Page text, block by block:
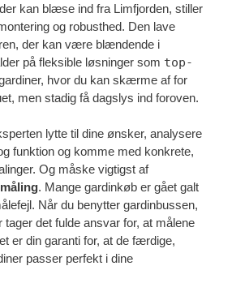
kan blæse ind fra Limfjorden, stiller
og robusthed. Den lave
der kan være blændende i
på fleksible løsninger som top-
hvor du kan skærme af for
men stadig få dagslys ind foroven.
lytte til dine ønsker, analysere
funktion og komme med konkrete,
Og måske vigtigst af
. Mange gardinkøb er gået galt
Når du benytter gardinbussen,
tager det fulde ansvar for, at målene
er din garanti for, at de færdige,
passer perfekt i dine